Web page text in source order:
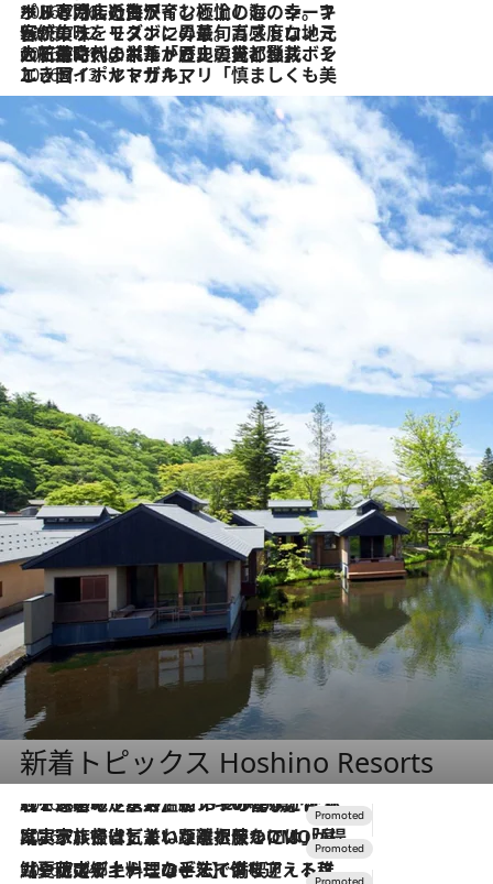
2026.7.26
ポルトガル近海が育む極上の海の幸。キリリと冷えた白ワインと愉しむ、シーフード専門店の贅沢
2026.7.22
伝統の味をモダンに昇華。高感度な地元客が集う、リスボンの最旬ガストロノミー
2026.7.21
大航海時代の栄華から、震災、独裁、そして革命へ。ポルトガル・首都リスボンの石畳に刻まれた「歴史の光と影」
2026.7.13
エッセイ・ヤマザキマリ「慎ましくも美しき国 ポルトガル」
新着トピックス Hoshino Resorts
2026.8.7
【トンボの足水浴】ヒノキの香りに包まれて涼感マックス！約13℃の湧水かけ流しを避暑地「星野温泉 トンボの湯」で体験
2026.7.31
【ホテル帰省】という選択肢をOMOが提案。家族とほどよい距離を保つには「昼は実家、夜は気兼ねなくホテルで！」
2026.7.24
【夏限定ディナーコース】旬を迎える稚鮎や花ズッキーニなどをイタリア・トスカーナの郷土料理の手法で満喫！